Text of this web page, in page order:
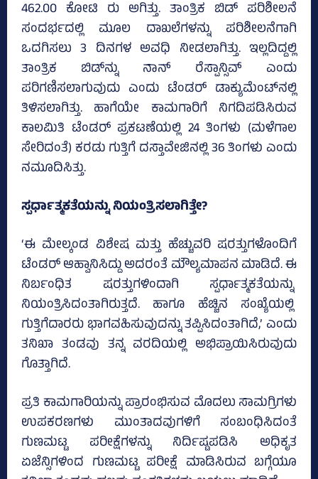
462.00 ಕೋಟಿ ರು ಅಗಿತ್ತು. ತಾಂತ್ರಿಕ ಬಿಡ್‌ ಪರಿಶೀಲನೆ
ಸಂದರ್ಭದಲ್ಲಿ ಮೂಲ ದಾಖಲೆಗಳನ್ನು ಪರಿಶೀಲನೆಗಾಗಿ
ಒದಗಿಸಲು 3 ದಿನಗಳ ಅವಧಿ ನೀಡಲಾಗಿತ್ತು. ಇಲ್ಲದಿದ್ದಲ್ಲಿ
ತಾಂತ್ರಿಕ ಬಿಡ್‌ನ್ನು ನಾನ್ ರೆಸ್ಪಾನ್ಸಿವ್ ಎಂದು
ಪರಿಗಣಿಸಲಾಗುವುದು ಎಂದು ಟೆಂಡರ್ ಡಾಕ್ಯುಮೆಂಟ್‌ನಲ್ಲಿ
ತಿಳಿಸಲಾಗಿತ್ತು. ಹಾಗೆಯೇ ಕಾಮಗಾರಿಗೆ ನಿಗದಿಪಡಿಸಿರುವ
ಕಾಲಮಿತಿ ಟೆಂಡರ್ ಪ್ರಕಟಣೆಯಲ್ಲಿ 24 ತಿಂಗಳು (ಮಳೆಗಾಲ
ಸೇರಿದಂತೆ) ಕರಡು ಗುತ್ತಿಗೆ ದಸ್ತಾವೇಜಿನಲ್ಲಿ 36 ತಿಂಗಳು ಎಂದು
ನಮೂದಿಸಿತ್ತು.
ಸ್ಪರ್ಧಾತ್ಮಕತೆಯನ್ನು ನಿಯಂತ್ರಿಸಲಾಗಿತ್ತೇ?
‘ಈ ಮೇಲ್ಕಂಡ ವಿಶೇಷ ಮತ್ತು ಹೆಚ್ಚುವರಿ ಷರತ್ತುಗಳೊಂದಿಗೆ
ಟೆಂಡರ್ ಆಹ್ವಾನಿಸಿದ್ದು ಅದರಂತೆ ಮೌಲ್ಯಮಾಪನ ಮಾಡಿದೆ. ಈ
ನಿರ್ಬಂಧಿತ ಷರತ್ತುಗಳಿಂದಾಗಿ ಸ್ಪರ್ಧಾತ್ಮಕತೆಯನ್ನು
ನಿಯಂತ್ರಿಸಿದಂತಾಗಿರುತ್ತದೆ. ಹಾಗೂ ಹೆಚ್ಚಿನ ಸಂಖ್ಯೆಯಲ್ಲಿ
ಗುತ್ತಿಗೆದಾರರು ಭಾಗವಹಿಸುವುದನ್ನು ತಪ್ಪಿಸಿದಂತಾಗಿದೆ,’ ಎಂದು
ತನಿಖಾ ತಂಡವು ತನ್ನ ವರದಿಯಲ್ಲಿ ಅಭಿಪ್ರಾಯಿಸಿರುವುದು
ಗೊತ್ತಾಗಿದೆ.
ಪ್ರತಿ ಕಾಮಗಾರಿಯನ್ನು ಪ್ರಾರಂಭಿಸುವ ಮೊದಲು ಸಾಮಗ್ರಿಗಳು
ಉಪಕರಣಗಳು ಮುಂತಾದವುಗಳಿಗೆ ಸಂಬಂಧಿಸಿದಂತೆ
ಗುಣಮಟ್ಟ ಪರೀಕ್ಷೆಗಳನ್ನು ನಿರ್ದಿಷ್ಟಪಡಿಸಿ ಅಧಿಕೃತ
ಏಜೆನ್ಸಿಗಳಿಂದ ಗುಣಮಟ್ಟ ಪರೀಕ್ಷೆ ಮಾಡಿಸಿರುವ ಬಗ್ಗೆಯೂ